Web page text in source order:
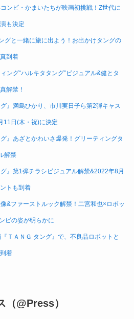
ンビ・かまいたちが映画初挑戦！Z世代に
も決定
グと一緒に旅に出よう！お出かけタングの
到着
ング“ハルキタタング”ビジュアル&健とタ
解禁！
』満島ひかり、市川実日子ら第2弾キャス
11日(木・祝)に決定
』あざとかわいさ爆発！グリーティングタ
解禁
』第1弾チラシビジュアル解禁&2022年8月
トも到着
&ファーストルック解禁！二宮和也×ロボッ
ビの姿が明らかに
ＴＡＮＧ タング』で、不良品ロボットと
着
（@Press）